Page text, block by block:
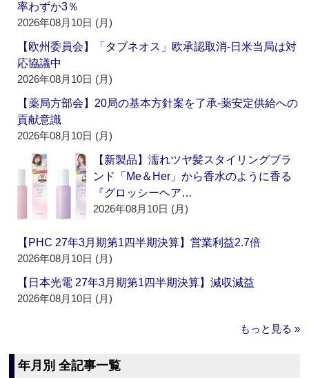
率わずか3％
2026年08月10日 (月)
【欧州委員会】「タブネオス」欧承認取消‐日米当局は対
応協議中
2026年08月10日 (月)
【薬局方部会】20局の基本方針案を了承‐薬安定供給への
貢献意識
2026年08月10日 (月)
【新製品】濡れツヤ髪スタイリングブラ
ンド「Me＆Her」から香水のように香る
『グロッシーヘア…
2026年08月10日 (月)
【PHC 27年3月期第1四半期決算】営業利益2.7倍
2026年08月10日 (月)
【日本光電 27年3月期第1四半期決算】減収減益
2026年08月10日 (月)
もっと見る »
年月別 全記事一覧